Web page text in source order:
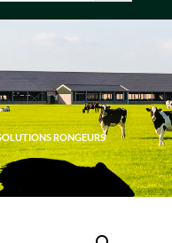
RONGEURS